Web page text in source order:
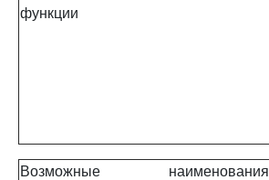
функции
Возможные наименования